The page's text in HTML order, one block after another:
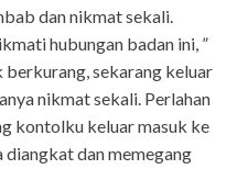
dan nikmat sekali.
hubungan badan ini, ”
berkurang, sekarang keluar
nikmat sekali. Perlahan
kontolku keluar masuk ke
diangkat dan memegang